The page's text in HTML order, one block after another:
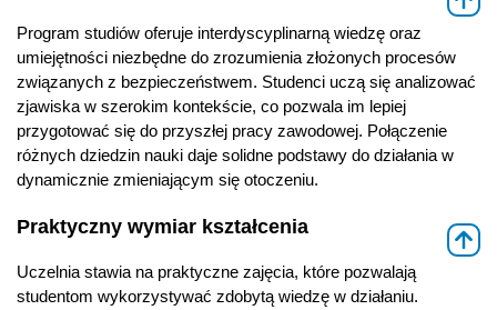
Program studiów oferuje interdyscyplinarną wiedzę oraz
umiejętności niezbędne do zrozumienia złożonych procesów
związanych z bezpieczeństwem. Studenci uczą się analizować
zjawiska w szerokim kontekście, co pozwala im lepiej
przygotować się do przyszłej pracy zawodowej. Połączenie
różnych dziedzin nauki daje solidne podstawy do działania w
dynamicznie zmieniającym się otoczeniu.
Praktyczny wymiar kształcenia
Uczelnia stawia na praktyczne zajęcia, które pozwalają
studentom wykorzystywać zdobytą wiedzę w działaniu.